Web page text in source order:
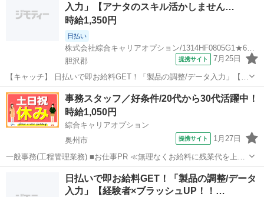
入力」【アナタのスキル活かしません…
時給1,350円
日払い
株式会社綜合キャリアオプション/1314HF0805G1★68-N
胆沢郡
提携サイト 7月25日
【キャッチ】 日払いで即お給料GET！「製品の調整/データ入力」【ア
ナタのスキル活かしませんか？】程よい残業でお小遣い稼ぎ♪ヘアカラ
ーOK！高！ 【コメント】 製造のお仕事が豊富★未経験で働いてみた
い方も大歓迎！ 「未経...
岩手 胆沢郡 一般事務
事務スタッフ／好条件/20代から30代活躍中！
時給1,050円
綜合キャリアオプション
奥州市
提携サイト 1月27日
一般事務(工程管理業務) ■お仕事PR ≪無理なくお給料に残業代を上乗
せ≫ 残業は月20時間未満で、 ほどよく稼げます♪ ≪週休2日制≫ 週末
は家族や友人と一緒にプライベート満喫！ ≪ヘアカラーOKで自由な
雰囲気の職場≫ ...
奥州市 一般事務
日払いで即お給料GET！「製品の調整/データ
入力」【経験者×ブラッシュUP！！…